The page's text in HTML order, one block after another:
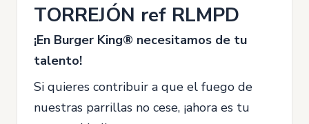
TORREJÓN ref RLMPD
¡En Burger King® necesitamos de tu
talento!
Si quieres contribuir a que el fuego de
nuestras parrillas no cese, ¡ahora es tu